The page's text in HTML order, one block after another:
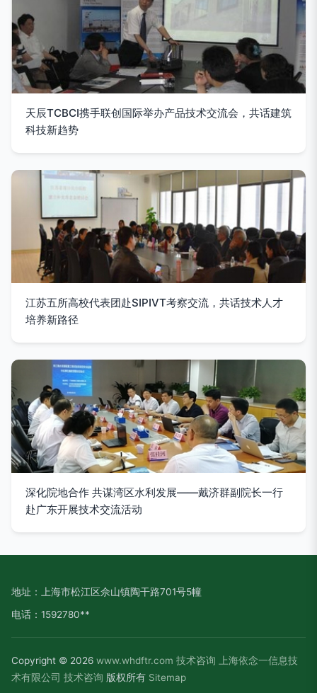
天辰TCBCI携手联创国际举办产品技术交流会，共话建筑
科技新趋势
江苏五所高校代表团赴SIPIVT考察交流，共话技术人才
培养新路径
深化院地合作 共谋湾区水利发展——戴济群副院长一行
赴广东开展技术交流活动
地址：上海市松江区佘山镇陶干路701号5幢
电话：1592780**
Copyright © 2026 www.whdftr.com 技术咨询
上海依念一信息技
术有限公司 技术咨询 版权所有 Sitemap